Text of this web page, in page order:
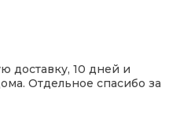
доставку, 10 дней и
Отдельное спасибо за